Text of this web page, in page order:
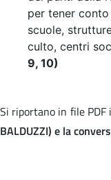
per tener
scuole,
culto, centri
9, 10)
Si riportano in file PDF
BALDUZZI) e la